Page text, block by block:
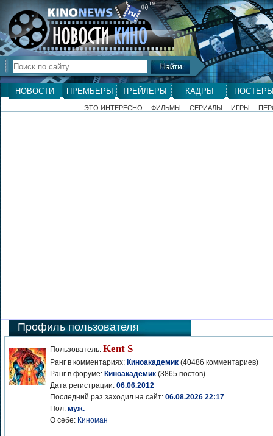
®ТМ
НОВОСТИ ПРЕМЬЕРЫ ТРЕЙЛЕРЫ КАДРЫ
ЭТО ИНТЕРЕСНО ФИЛЬМЫ СЕРИАЛЫ ИГРЫ
Профиль пользователя
Пользователь: Kent S
Ранг в комментариях: Киноакадемик (40486 комментариев)
Ранг в форуме: Киноакадемик (3865 постов)
Дата регистрации: 06.06.2012
Последний раз заходил на сайт: 06.08.2026 22:17
Пол: муж.
О себе: Киноман